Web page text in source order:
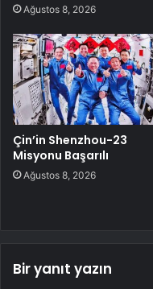
Ağustos 8, 2026
Çin’in Shenzhou-23
Misyonu Başarılı
Ağustos 8, 2026
Bir yanıt yazın